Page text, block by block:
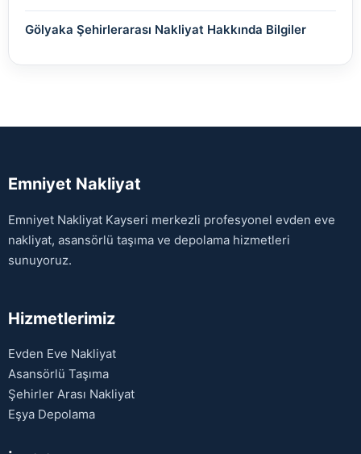
Gölyaka Şehirlerarası Nakliyat Hakkında Bilgiler
Emniyet Nakliyat
Emniyet Nakliyat Kayseri merkezli profesyonel evden eve
nakliyat, asansörlü taşıma ve depolama hizmetleri
sunuyoruz.
Hizmetlerimiz
Evden Eve Nakliyat
Asansörlü Taşıma
Şehirler Arası Nakliyat
Eşya Depolama